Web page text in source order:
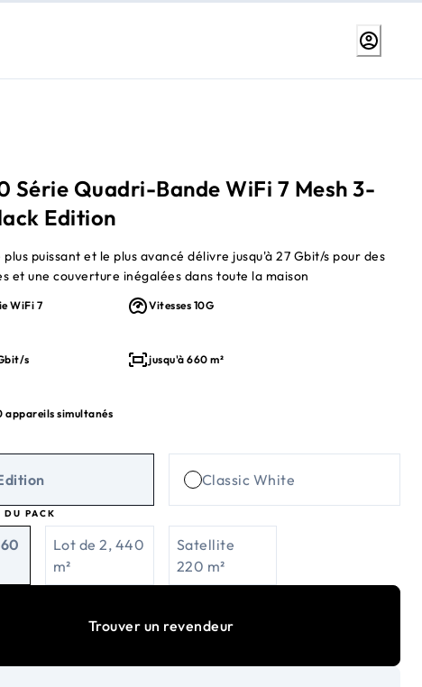
Série Quadri-Bande WiFi 7 Mesh 3-
Edition
puissant et le plus avancé délivre jusqu'à 27 Gbit/s pour des
et une couverture inégalées dans toute la maison
WiFi 7 Vitesses 10G
s jusqu'à 660 m²
appareils simultanés
Classic White
DU PACK
Lot de 2, 440
m²
Satellite
220 m²
Trouver un revendeur